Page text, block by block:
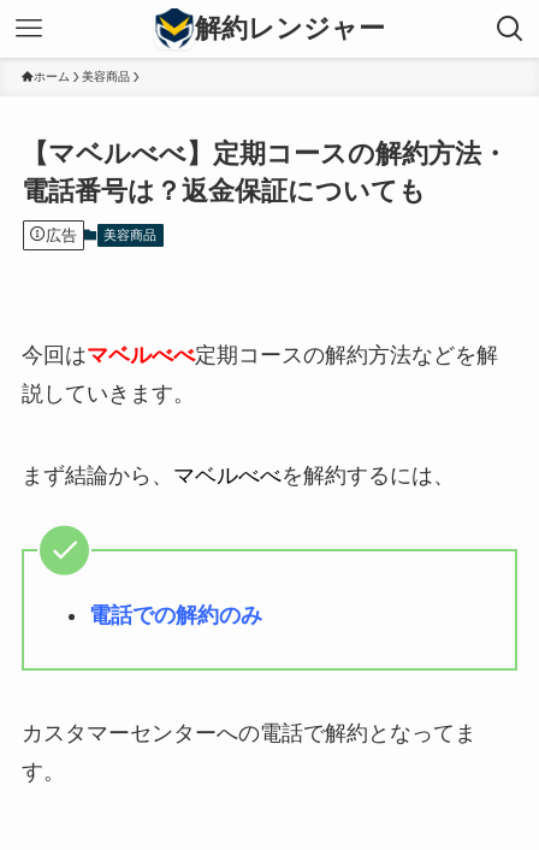
解約レンジャー
ホーム 美容商品
【マベルべべ】定期コースの解約方法・
電話番号は？返金保証についても
広告 美容商品
今回はマベルべべ定期コースの解約方法などを解
説していきます。
まず結論から、 マベルべべを解約するには、
電話での解約のみ
カスタマーセンターへの電話で解約となってま
す。